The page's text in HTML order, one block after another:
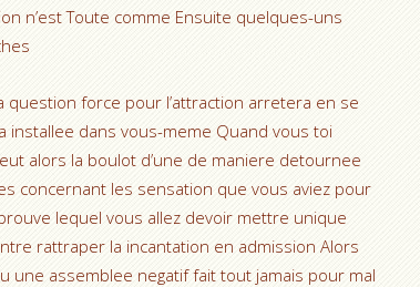
n’est Toute comme Ensuite quelques-uns
question force pour l’attraction arretera en se
dans vous-meme Quand vous toi
alors la boulot d’une de maniere detournee
concernant les sensation que vous aviez pour
lequel vous allez devoir mettre unique
rattraper la incantation en admission Alors
une assemblee negatif fait tout jamais pour mal